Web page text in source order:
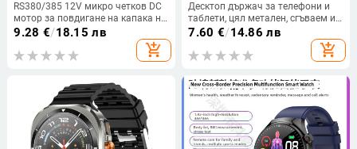
RS380/385 12V микро четков DC
мотор за повдигане на капака на
тоалетната, об/мин 10000,
9.28 €/18.15 лв
add_shopping_cart
Десктоп държач за телефони и
таблети, цял метален, сгъваем и
въртящ се, ленив държач
7.60 €/14.86 лв
add_shopping_cart